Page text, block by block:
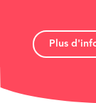
Plus